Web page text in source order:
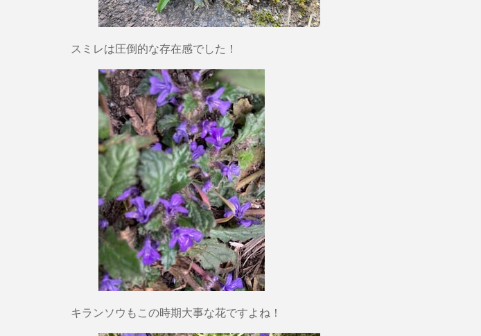
スミレは圧倒的な存在感でした！
キランソウもこの時期大事な花ですよね！